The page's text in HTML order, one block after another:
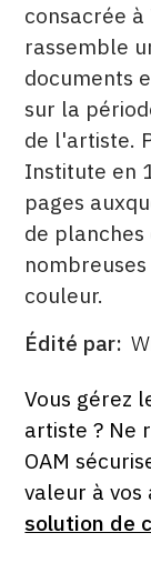
consacrée
rassemble
documents
sur la
de l'artiste.
Institute en
pages
de planches
couleur.
ÉDITÉ
Édité par
FORMAT
ÉTAT
Vous gérez
artiste ? Ne
OAM
valeur à vos
solution de